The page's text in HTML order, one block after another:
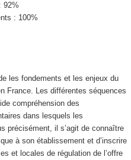
92%
: 100%
les fondements et les enjeux du
France. Les différentes séquences
compréhension des
dans lesquels les
précisément, il s’agit de connaître
à son établissement et d’inscrire
et locales de régulation de l’offre